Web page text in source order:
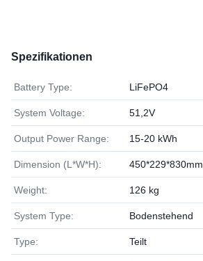
Spezifikationen
Battery Type: LiFePO4
System Voltage: 51,2V
Output Power Range: 15-20 kWh
Dimension (L*W*H): 450*229*830mm
Weight: 126 kg
System Type: Bodenstehend
Type: Teilt